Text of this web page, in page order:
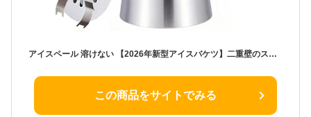
アイスペール 溶けない 【2026年新型アイスバケツ】二重壁のステンレス鋼のアイスペール 溶けない 氷入れ 真空断熱 アイスペール 保冷用 大容量 アイスバケツ 氷が溶けない アイストング スペーサー セット プロ仕様 家庭用 業務用(1L, A)
この商品をサイトでみる